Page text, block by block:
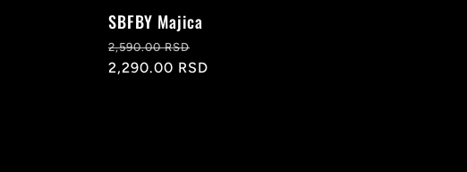
SBFBY Majica
Redovna
cena
2,590.00 RSD
cena
2,290.00 RSD